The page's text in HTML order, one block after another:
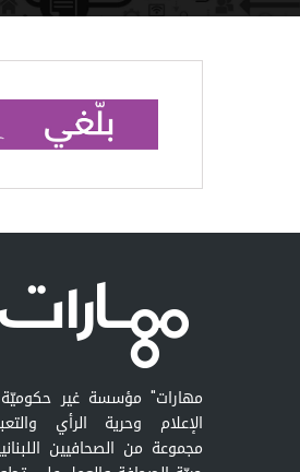
مهارات" مؤسسة غير
الإعلام وحرية الرأي
مجموعة من الصحافيين